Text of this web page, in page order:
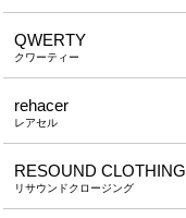
QWERTY
クワーティー
rehacer
レアセル
RESOUND CLOTHING
リサウンドクロージング